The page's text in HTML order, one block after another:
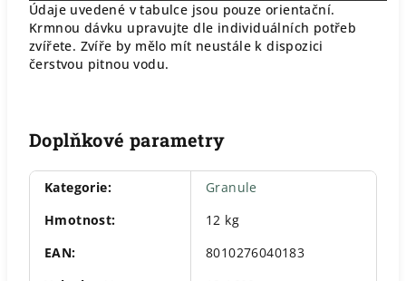
Údaje uvedené v tabulce jsou pouze orientační.
Krmnou dávku upravujte dle individuálních potřeb
zvířete. Zvíře by mělo mít neustále k dispozici
čerstvou pitnou vodu.
Doplňkové parametry
Kategorie:
Granule
Hmotnost:
12 kg
EAN:
8010276040183